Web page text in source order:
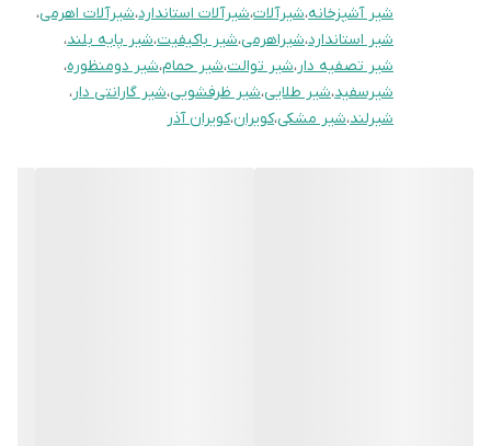
شیر آشپزخانه،شیرآلات،شیرآلات استاندارد،شیرآلات اهرمی،
شیر استاندارد،شیراهرمی،شیر باکیفیت،شیر پایه بلند،
شیر تصفیه دار،شیر توالت،شیر حمام،شیر دومنظوره،
شیرسفید،شیر طلایی،شیر ظرفشویی،شیر گارانتی دار،
شیرلند،شیر مشکی،کویران،کویران آذر